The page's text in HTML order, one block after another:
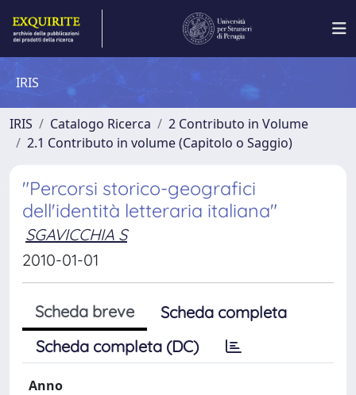
IRIS
IRIS Catalogo Ricerca
2 Contributo in Volume
2.1 Contributo in volume (Capitolo o Saggio)
"Percorsi storico-geografici
dell'identità letteraria italiana"
SGAVICCHIA S
2010-01-01
Scheda breve
Scheda completa
Scheda completa (DC)
Anno